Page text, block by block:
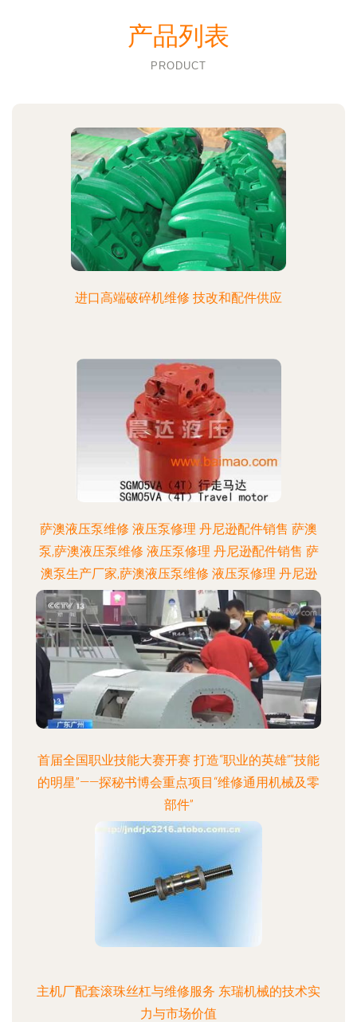
产品列表
PRODUCT
进口高端破碎机维修 技改和配件供应
萨澳液压泵维修 液压泵修理 丹尼逊配件销售 萨澳
泵,萨澳液压泵维修 液压泵修理 丹尼逊配件销售 萨
澳泵生产厂家,萨澳液压泵维修 液压泵修理 丹尼逊
配件销售 萨澳泵价格
首届全国职业技能大赛开赛 打造“职业的英雄”“技能
的明星”——探秘书博会重点项目“维修通用机械及零
部件”
主机厂配套滚珠丝杠与维修服务 东瑞机械的技术实
力与市场价值